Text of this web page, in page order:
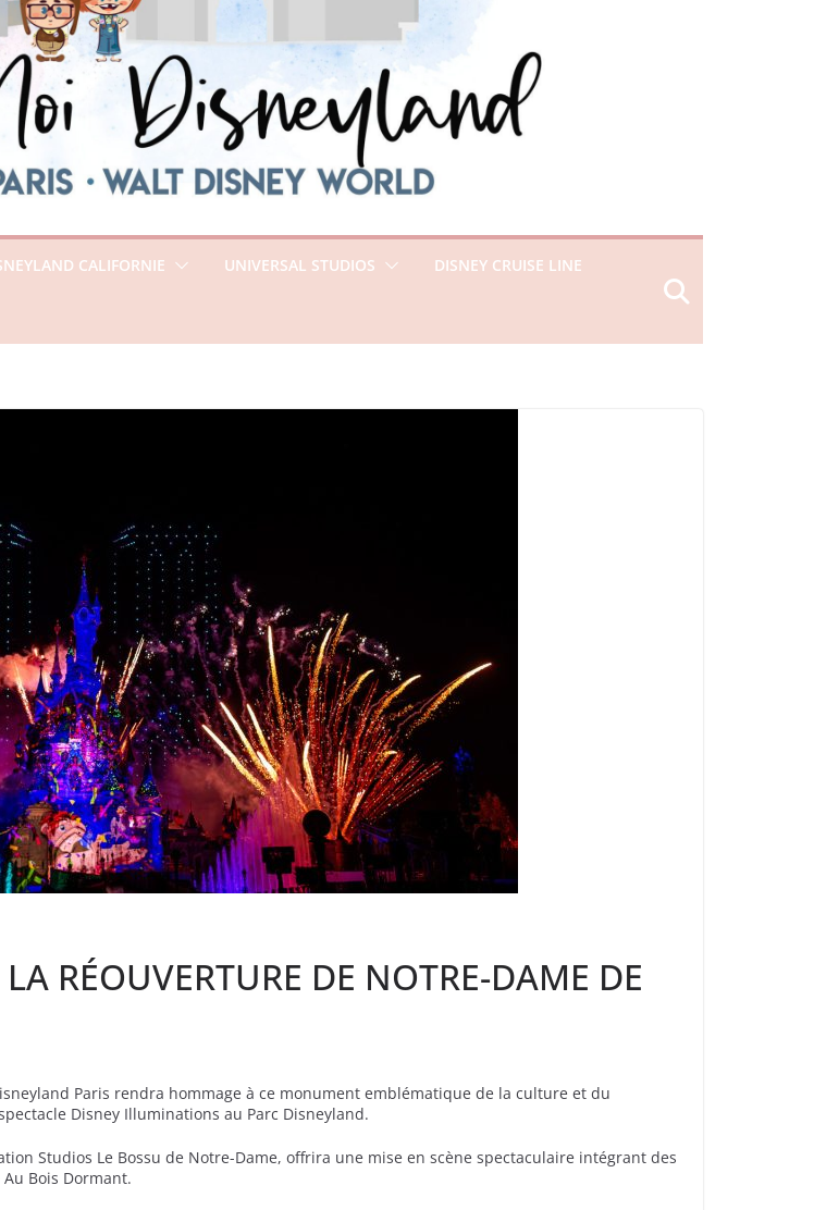
CALIFORNIE UNIVERSAL STUDIOS DISNEY CRUISE LINE
RÉOUVERTURE DE NOTRE-DAME DE
Paris rendra hommage à ce monument emblématique de la culture et du
Disney Illuminations au Parc Disneyland.
Studios Le Bossu de Notre-Dame, offrira une mise en scène spectaculaire intégrant des
Bois Dormant.